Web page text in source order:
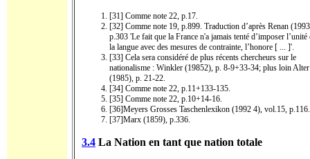
[31] Comme note 22, p.17.
[32] Comme note 19, p.899. Traduction d’après Renan
p.303 'Le fait que la France n'a jamais tenté d’imposer l’unité
la langue avec des mesures de contrainte, l’honore [ ... ]'.
[33] Cela sera considéré de plus récents chercheurs sur le
nationalisme : Winkler (19852), p. 8-9+33-34; plus loin Alter
(1985), p. 21-22.
[34] Comme note 22, p.11+133-135.
[35] Comme note 22, p.10+14-16.
[36]Meyers Grosses Taschenlexikon (1992 4), vol.15, p.116.
[37]Marx (1859), p.336.
3.4 La Nation en tant que nation totale